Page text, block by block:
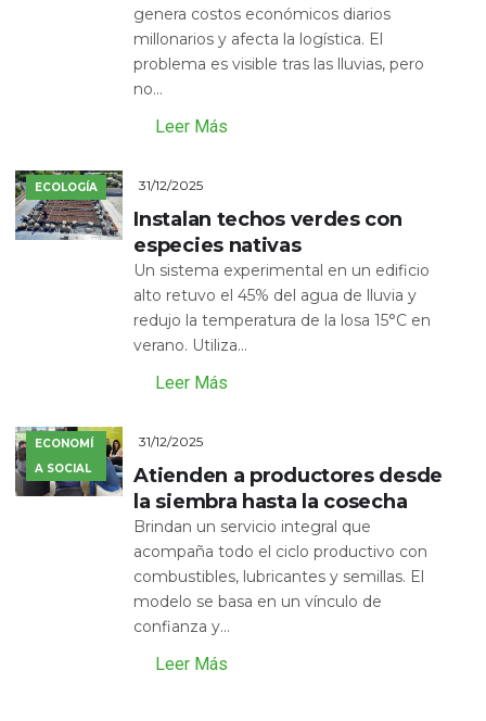
genera costos económicos diarios
millonarios y afecta la logística. El
problema es visible tras las lluvias, pero
no...
Leer Más
ECOLOGÍA 31/12/2025
Instalan techos verdes con
especies nativas
Un sistema experimental en un edificio
alto retuvo el 45% del agua de lluvia y
redujo la temperatura de la losa 15°C en
verano. Utiliza...
Leer Más
ECONOMÍ
A SOCIAL
31/12/2025
Atienden a productores desde
la siembra hasta la cosecha
Brindan un servicio integral que
acompaña todo el ciclo productivo con
combustibles, lubricantes y semillas. El
modelo se basa en un vínculo de
confianza y...
Leer Más